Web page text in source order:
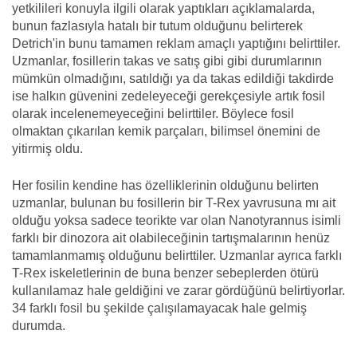
yetkilileri konuyla ilgili olarak yaptıkları açıklamalarda,
bunun fazlasıyla hatalı bir tutum olduğunu belirterek
Detrich'in bunu tamamen reklam amaçlı yaptığını belirttiler.
Uzmanlar, fosillerin takas ve satış gibi gibi durumlarının
mümkün olmadığını, satıldığı ya da takas edildiği takdirde
ise halkın güvenini zedeleyeceği gerekçesiyle artık fosil
olarak incelenemeyeceğini belirttiler. Böylece fosil
olmaktan çıkarılan kemik parçaları, bilimsel önemini de
yitirmiş oldu.
Her fosilin kendine has özelliklerinin olduğunu belirten
uzmanlar, bulunan bu fosillerin bir T-Rex yavrusuna mı ait
olduğu yoksa sadece teorikte var olan Nanotyrannus isimli
farklı bir dinozora ait olabileceğinin tartışmalarının henüz
tamamlanmamış olduğunu belirttiler. Uzmanlar ayrıca farklı
T-Rex iskeletlerinin de buna benzer sebeplerden ötürü
kullanılamaz hale geldiğini ve zarar gördüğünü belirtiyorlar.
34 farklı fosil bu şekilde çalışılamayacak hale gelmiş
durumda.